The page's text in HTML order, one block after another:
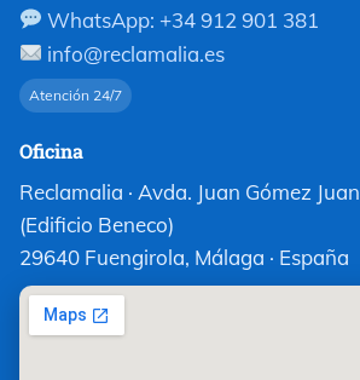
WhatsApp: +34 912 901 381
info@reclamalia.es
Atención 24/7
Oficina
Reclamalia · Avda. Juan Gómez
(Edificio Beneco)
29640 Fuengirola, Málaga · España